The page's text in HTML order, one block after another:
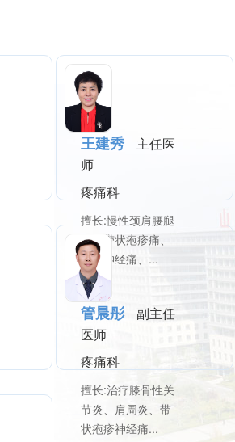
王建秀
主任医
师
疼痛科
擅长:慢性颈肩腰腿
痛、带状疱疹痛、
三叉神经痛、...
管晨彤
副主任
医师
疼痛科
擅长:治疗膝骨性关
节炎、肩周炎、带
状疱疹神经痛...